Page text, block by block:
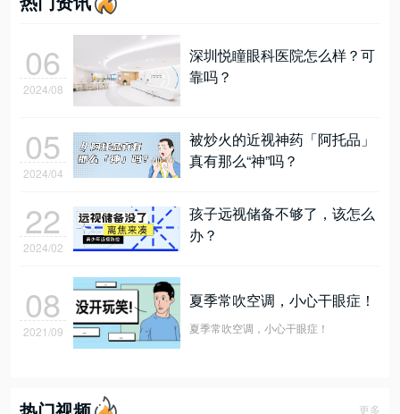
06
2024/08
深圳悦瞳眼科医院怎么样？可
靠吗？
05
2024/04
被炒火的近视神药「阿托品」
真有那么“神”吗？
22
2024/02
孩子远视储备不够了，该怎么
办？
08
2021/09
夏季常吹空调，小心干眼症！
夏季常吹空调，小心干眼症！
更多